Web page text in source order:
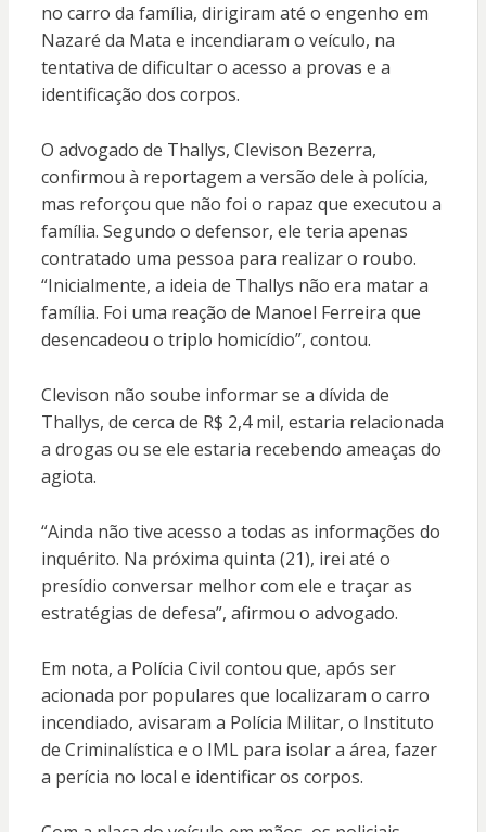
no carro da família, dirigiram até o engenho em
Nazaré da Mata e incendiaram o veículo, na
tentativa de dificultar o acesso a provas e a
identificação dos corpos.
O advogado de Thallys, Clevison Bezerra,
confirmou à reportagem a versão dele à polícia,
mas reforçou que não foi o rapaz que executou a
família. Segundo o defensor, ele teria apenas
contratado uma pessoa para realizar o roubo.
“Inicialmente, a ideia de Thallys não era matar a
família. Foi uma reação de Manoel Ferreira que
desencadeou o triplo homicídio”, contou.
Clevison não soube informar se a dívida de
Thallys, de cerca de R$ 2,4 mil, estaria relacionada
a drogas ou se ele estaria recebendo ameaças do
agiota.
“Ainda não tive acesso a todas as informações do
inquérito. Na próxima quinta (21), irei até o
presídio conversar melhor com ele e traçar as
estratégias de defesa”, afirmou o advogado.
Em nota, a Polícia Civil contou que, após ser
acionada por populares que localizaram o carro
incendiado, avisaram a Polícia Militar, o Instituto
de Criminalística e o IML para isolar a área, fazer
a perícia no local e identificar os corpos.